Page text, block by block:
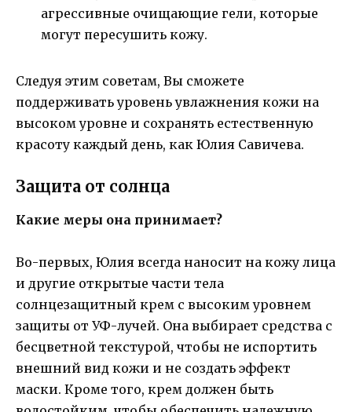
агрессивные очищающие гели, которые
могут пересушить кожу.
Следуя этим советам, Вы сможете
поддерживать уровень увлажнения кожи на
высоком уровне и сохранять естественную
красоту каждый день, как Юлия Савичева.
Защита от солнца
Какие меры она принимает?
Во-первых, Юлия всегда наносит на кожу лица
и другие открытые части тела
солнцезащитный крем с высоким уровнем
защиты от УФ-лучей. Она выбирает средства с
бесцветной текстурой, чтобы не испортить
внешний вид кожи и не создать эффект
маски. Кроме того, крем должен быть